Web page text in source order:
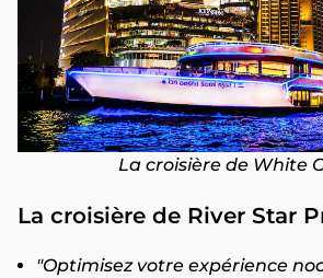
La croisière de White
La croisière de River Star
"Optimisez votre expérience